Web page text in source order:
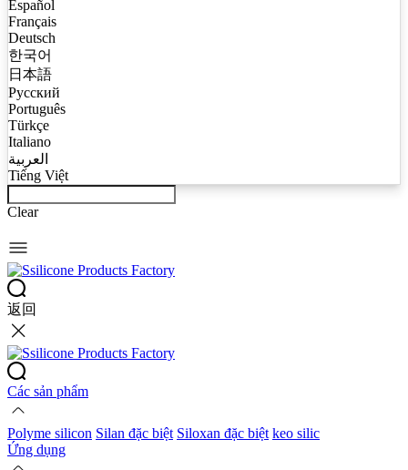
Español
Français
Deutsch
한국어
日本語
Русский
Português
Türkçe
Italiano
العربية
Tiếng Việt
Clear
返回
Các sản phẩm
Polyme silicon Silan đặc biệt Siloxan đặc biệt keo silic
Ứng dụng